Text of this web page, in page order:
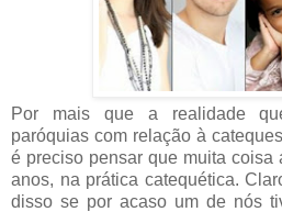
Por mais que a realidade
paróquias com relação à
é preciso pensar que muita coisa
anos, na prática catequética.
disso se por acaso um de nós